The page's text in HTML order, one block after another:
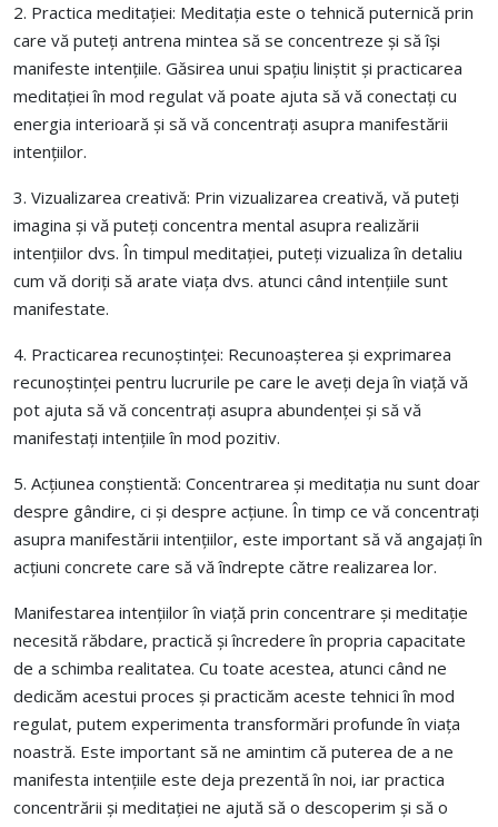
2. Practica meditației: Meditația este o tehnică puternică prin
care vă puteți antrena mintea să se concentreze și să își
manifeste intențiile. Găsirea unui spațiu liniștit și practicarea
meditației în mod regulat vă poate ajuta să vă conectați cu
energia interioară și să vă concentrați asupra manifestării
intențiilor.
3. Vizualizarea creativă: Prin vizualizarea creativă, vă puteți
imagina și vă puteți concentra mental asupra realizării
intențiilor dvs. În timpul meditației, puteți vizualiza în detaliu
cum vă doriți să arate viața dvs. atunci când intențiile sunt
manifestate.
4. Practicarea recunoștinței: Recunoașterea și exprimarea
recunoștinței pentru lucrurile pe care le aveți deja în viață vă
pot ajuta să vă concentrați asupra abundenței și să vă
manifestați intențiile în mod pozitiv.
5. Acțiunea conștientă: Concentrarea și meditația nu sunt doar
despre gândire, ci și despre acțiune. În timp ce vă concentrați
asupra manifestării intențiilor, este important să vă angajați în
acțiuni concrete care să vă îndrepte către realizarea lor.
Manifestarea intențiilor în viață prin concentrare și meditație
necesită răbdare, practică și încredere în propria capacitate
de a schimba realitatea. Cu toate acestea, atunci când ne
dedicăm acestui proces și practicăm aceste tehnici în mod
regulat, putem experimenta transformări profunde în viața
noastră. Este important să ne amintim că puterea de a ne
manifesta intențiile este deja prezentă în noi, iar practica
concentrării și meditației ne ajută să o descoperim și să o